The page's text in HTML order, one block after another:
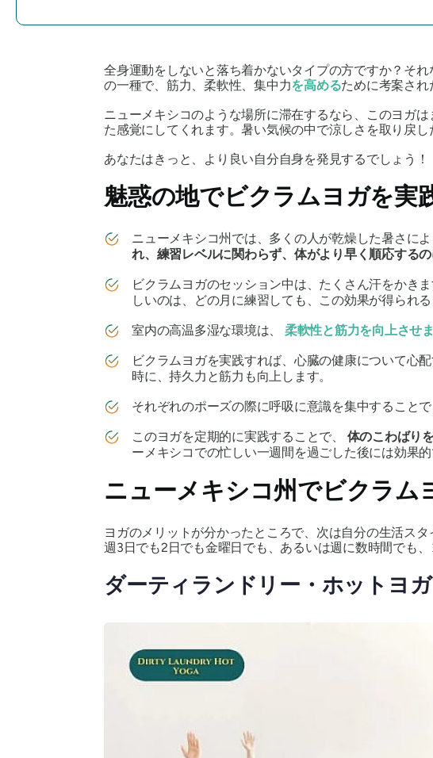
全身運動をしないと落ち着かないタイプの方ですか？そ
の一種で、筋力、柔軟性、集中力を高めるために考案され
ニューメキシコのような場所に滞在するなら、このヨガ
た感覚にしてくれます。暑い気候の中で涼しさを取り戻し
あなたはきっと、より良い自分自身を発見するでしょう！
魅惑の地でビクラムヨガを実
ニューメキシコ州では、多くの人が乾燥した暑さに
れ、練習レベルに関わらず、体がより早く順応する
ビクラムヨガのセッション中は、たくさん汗をかき
しいのは、どの月に練習しても、この効果が得られる
室内の高温多湿な環境は、
柔軟性と筋力を向上させ
ビクラムヨガを実践すれば、心臓の健康について心
時に、持久力と筋力も向上します。
それぞれのポーズの際に呼吸に意識を集中することで
このヨガを定期的に実践することで、
体のこわばり
ーメキシコでの忙しい一週間を過ごした後には効果的
ニューメキシコ州でビクラム
ヨガのメリットが分かったところで、次は自分の生活ス
週3日でも2日でも金曜日でも、あるいは週に数時間でも
ダーティランドリー・ホットヨ